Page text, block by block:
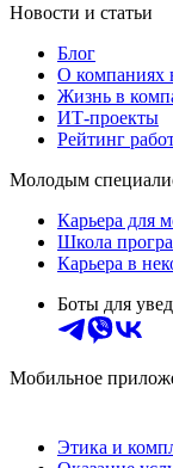
Новости и статьи
Блог
О компаниях
Жизнь в
ИТ-проекты
Рейтинг
Молодым
Карьера для
Школа
Карьера в
Боты для
Мобильное
Этика и